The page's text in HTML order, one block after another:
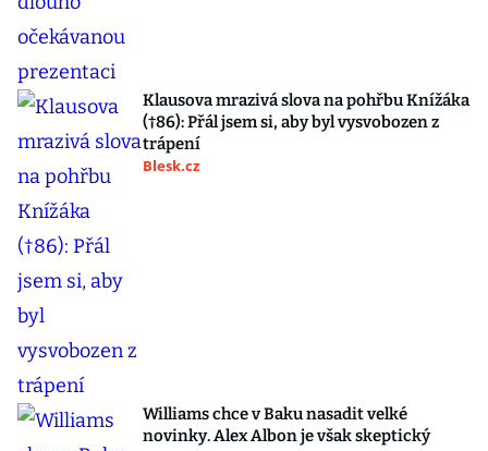
Klausova mrazivá slova na pohřbu Knížáka
(†86): Přál jsem si, aby byl vysvobozen z
trápení
Blesk.cz
Williams chce v Baku nasadit velké
novinky. Alex Albon je však skeptický